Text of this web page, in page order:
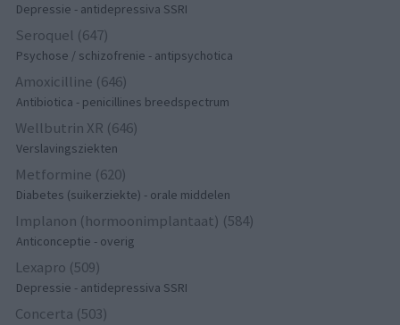
Depressie - antidepressiva SSRI
Seroquel (647)
Psychose / schizofrenie - antipsychotica
Amoxicilline (646)
Antibiotica - penicillines breedspectrum
Wellbutrin XR (646)
Verslavingsziekten
Metformine (620)
Diabetes (suikerziekte) - orale middelen
Implanon (hormoonimplantaat) (584)
Anticonceptie - overig
Lexapro (509)
Depressie - antidepressiva SSRI
Concerta (503)